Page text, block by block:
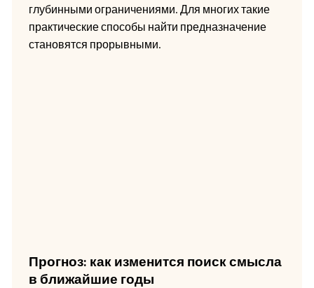
глубинными ограничениями. Для многих такие
практические способы найти предназначение
становятся прорывными.
Прогноз: как изменится поиск смысла
в ближайшие годы